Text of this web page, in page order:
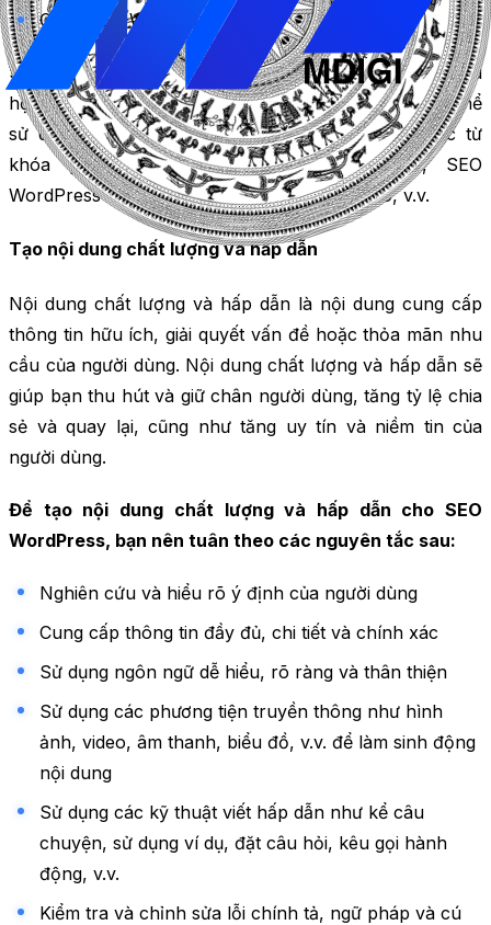
Cách SEO WordPress
Sau đó, bạn có thể phân tích và chọn các từ khóa phù
hợp với mục tiêu và đối tượng của website. Bạn có thể
sử dụng SEO WordPress là từ khóa chính, và các từ
khóa phụ là hướng dẫn SEO WordPress, SEO
WordPress cơ bản, SEO WordPress nâng cao, v.v.
Tạo nội dung chất lượng và hấp dẫn
Nội dung chất lượng và hấp dẫn là nội dung cung cấp
thông tin hữu ích, giải quyết vấn đề hoặc thỏa mãn nhu
cầu của người dùng. Nội dung chất lượng và hấp dẫn sẽ
giúp bạn thu hút và giữ chân người dùng, tăng tỷ lệ chia
sẻ và quay lại, cũng như tăng uy tín và niềm tin của
người dùng.
Để tạo nội dung chất lượng và hấp dẫn cho SEO
WordPress, bạn nên tuân theo các nguyên tắc sau:
Nghiên cứu và hiểu rõ ý định của người dùng
Cung cấp thông tin đầy đủ, chi tiết và chính xác
Sử dụng ngôn ngữ dễ hiểu, rõ ràng và thân thiện
Sử dụng các phương tiện truyền thông như hình
ảnh, video, âm thanh, biểu đồ, v.v. để làm sinh động
nội dung
Sử dụng các kỹ thuật viết hấp dẫn như kể câu
chuyện, sử dụng ví dụ, đặt câu hỏi, kêu gọi hành
động, v.v.
Kiểm tra và chỉnh sửa lỗi chính tả, ngữ pháp và cú